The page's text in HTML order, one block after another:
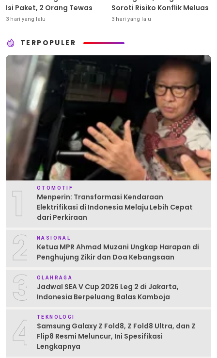
Isi Paket, 2 Orang Tewas
3 hari yang lalu
Soroti Risiko Konflik Meluas
3 hari yang lalu
TERPOPULER
1 OTOMOTIF
Menperin: Transformasi Kendaraan
Elektrifikasi di Indonesia Melaju Lebih Cepat
dari Perkiraan
2 NASIONAL
Ketua MPR Ahmad Muzani Ungkap Harapan di
Penghujung Zikir dan Doa Kebangsaan
3 OLAHRAGA
Jadwal SEA V Cup 2026 Leg 2 di Jakarta,
Indonesia Berpeluang Balas Kamboja
4 TEKNOLOGI
Samsung Galaxy Z Fold8, Z Fold8 Ultra, dan Z
Flip8 Resmi Meluncur, Ini Spesifikasi
Lengkapnya